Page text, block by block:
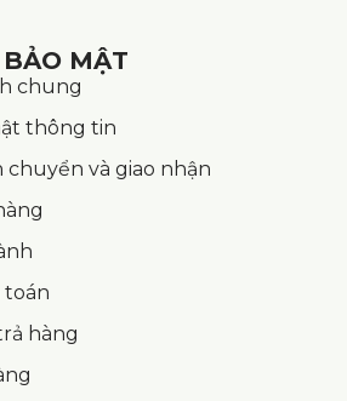
MẬT
chung
thông tin
chuyển và giao nhận
toán
hàng